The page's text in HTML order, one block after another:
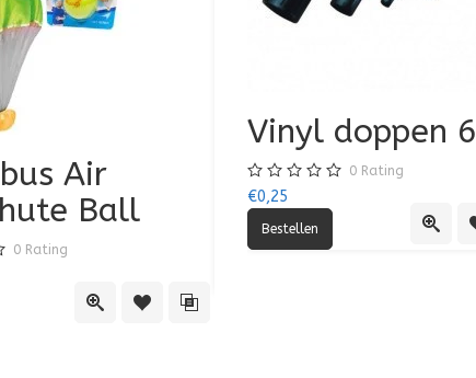
Quick ViewToevoegen aan verlanglijst
Toevoegen aan vergelijking
Air
Ball
0 Rating
Air Jumbo
Rating
Vinyl doppen
0 Rating
€0,25